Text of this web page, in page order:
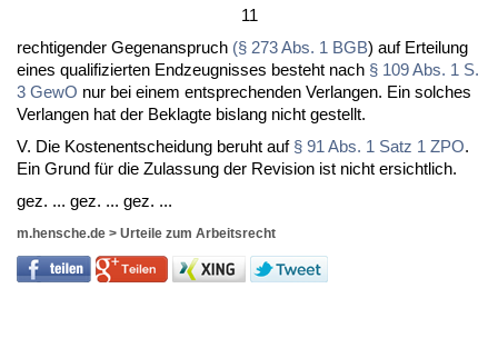
11
rech­ti­gen­der Ge­gen­an­spruch (§ 273 Abs. 1 BGB) auf Er­tei­lung
ei­nes qua­li­fi­zier­ten End­zeug­nis­ses be­steht nach § 109 Abs. 1 S.
3 Ge­wO nur bei ei­nem ent­spre­chen­den Ver­lan­gen. Ein sol­ches
Ver­lan­gen hat der Be­klag­te bis­lang nicht ge­stellt.
V. Die Kos­ten­ent­schei­dung be­ruht auf § 91 Abs. 1 Satz 1 ZPO.
Ein Grund für die Zu­las­sung der Re­vi­si­on ist nicht er­sicht­lich.
gez. ... gez. ... gez. ...
m.hensche.de > Urteile zum Arbeitsrecht